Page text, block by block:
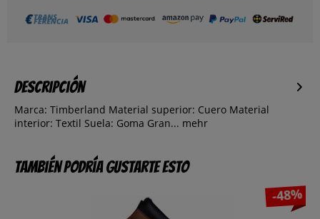
Descripción
Marca: Timberland Material superior: Cuero Material
interior: Textil Suela: Goma Gran... mehr
También podría gustarte esto
-48%